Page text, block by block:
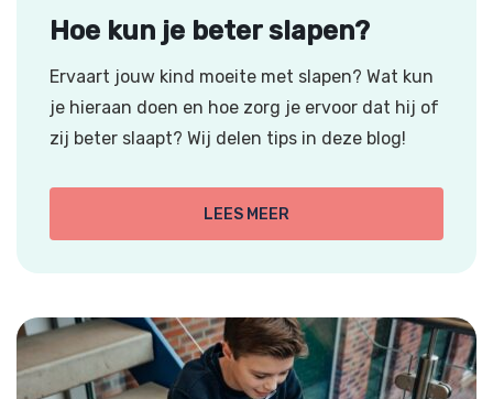
Hoe kun je beter slapen?
Ervaart jouw kind moeite met slapen? Wat kun
je hieraan doen en hoe zorg je ervoor dat hij of
zij beter slaapt? Wij delen tips in deze blog!
LEES MEER